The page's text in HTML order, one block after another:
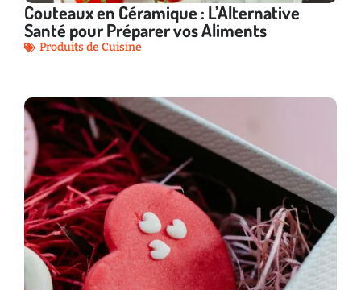
Couteaux en Céramique : L’Alternative
Santé pour Préparer vos Aliments
Produits de Cuisine